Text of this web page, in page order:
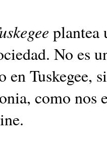
plantea
No es
en Tuskegee,
como nos